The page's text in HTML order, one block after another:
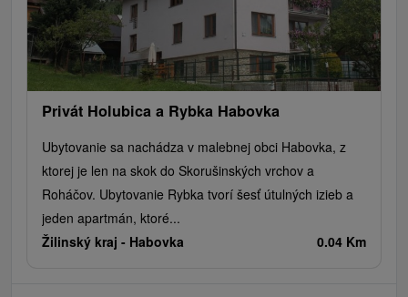
Privát Holubica a Rybka Habovka
Ubytovanie sa nachádza v malebnej obci Habovka, z
ktorej je len na skok do Skorušinských vrchov a
Roháčov. Ubytovanie Rybka tvorí šesť útulných izieb a
jeden apartmán, ktoré...
Žilinský kraj - Habovka 0.04 Km